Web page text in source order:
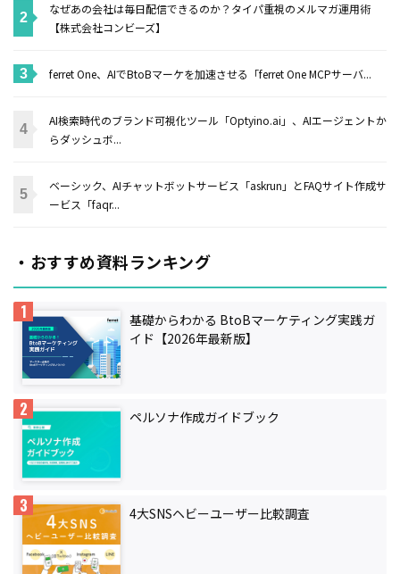
なぜあの会社は毎日配信できるのか？タイパ重視のメルマガ運用術
【株式会社コンビーズ】
ferret One、AIでBtoBマーケを加速させる「ferret One MCPサーバ...
AI検索時代のブランド可視化ツール「Optyino.ai」、AIエージェントか
らダッシュボ...
ベーシック、AIチャットボットサービス「askrun」とFAQサイト作成サ
ービス「faqr...
・おすすめ資料ランキング
基礎からわかる BtoBマーケティング実践ガ
イド【2026年最新版】
ペルソナ作成ガイドブック
4大SNSヘビーユーザー比較調査